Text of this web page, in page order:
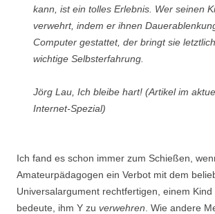
kann, ist ein tolles Erlebnis. Wer seinen
verwehrt, indem er ihnen
Computer gestattet, der bringt sie
wichtige Selbsterfahrung.
Jörg Lau, Ich bleibe hart! (Artikel im
Internet-Spezial)
Ich fand es schon immer zum Schießen,
Amateurpädagogen ein Verbot mit dem
Universalargument rechtfertigen, einem Kind
bedeute, ihm Y zu verwehren . Wie andere